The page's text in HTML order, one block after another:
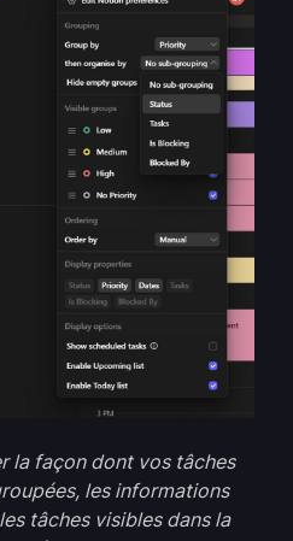
la façon dont vos tâches
les informations
tâches visibles dans la